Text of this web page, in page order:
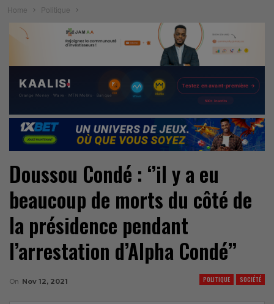
Home Politique
Doussou Condé : ‘’il y a eu
beaucoup de morts du côté de
la présidence pendant
l’arrestation d’Alpha Condé’’
POLITIQUE SOCIÉTÉ
On Nov 12, 2021